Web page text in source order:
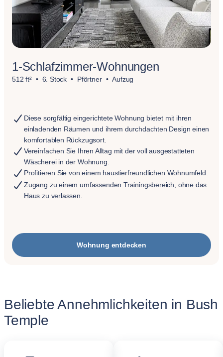
1-Schlafzimmer-Wohnungen
512 ft² 6. Stock Pförtner Aufzug
Diese sorgfältig eingerichtete Wohnung bietet mit ihren
einladenden Räumen und ihrem durchdachten Design einen
komfortablen Rückzugsort.
Vereinfachen Sie Ihren Alltag mit der voll ausgestatteten
Wäscherei in der Wohnung.
Profitieren Sie von einem haustierfreundlichen Wohnumfeld.
Zugang zu einem umfassenden Trainingsbereich, ohne das
Haus zu verlassen.
Wohnung entdecken
Beliebte Annehmlichkeiten in Bush
Temple